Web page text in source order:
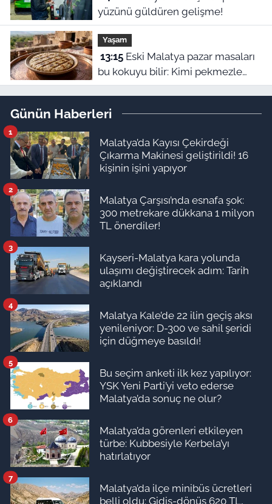
yüzünü güldüren gelişme!
Yaşam
13:15Eski Malatya pazar masaları
bu kokuyu bilir: Kimi pekmezle
yedi kimi yağla, işte o harle
Günün Haberleri
Malatya’da Kayısı Çekirdeği
Çıkarma Makinesi geliştirildi! 16
kişinin işini yapıyor
1
Malatya Çarşısı’nda esnafa şok:
300 metrekare dükkana 1 milyon
TL önerdiler!
2
Kayseri-Malatya kara yolunda
ulaşımı değiştirecek adım: Tarih
açıklandı
3
Malatya Kale’de 22 ilin geçiş aksı
yenileniyor: D-300 ve sahil şeridi
için düğmeye basıldı!
4
Bu seçim anketi ilk kez yapılıyor:
YSK Yeni Parti’yi veto ederse
Malatya’da sonuç ne olur?
5
Malatya’da görenleri etkileyen
türbe: Kubbesiyle Kerbela’yı
hatırlatıyor
6
Malatya’da ilçe minibüs ücretleri
belli oldu: Gidiş-dönüş 620 TL,
7